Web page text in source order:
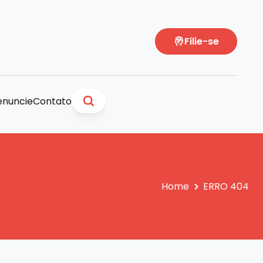
Filie-se
Contato
Home ERRO 404